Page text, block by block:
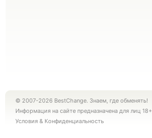
© 2007-2026 BestChange. Знаем, где обменять!
Информация на сайте предназначена для лиц 18+
Условия & Конфиденциальность